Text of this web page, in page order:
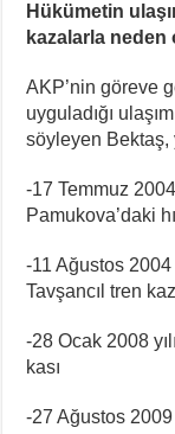
Hükümetin
kazalarla neden
AKP’nin göreve
uyguladığı
söyleyen Bektaş,
-17 Temmuz
Pamukova’daki
-11 Ağustos 2004
Tavşancıl tren
-28 Ocak 2008
kası
-27 Ağustos 2009